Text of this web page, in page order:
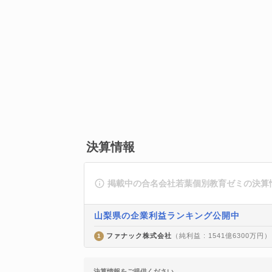
決算情報
掲載中の合名会社若葉個別教育ゼミの決算
山梨県の企業利益ランキング公開中
1 ファナック株式会社 （純利益 : 1541億6300万円）